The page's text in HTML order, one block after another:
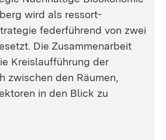
wird als ressort-
federführend von zwei
Die Zusammenarbeit
Kreislaufführung der
zwischen den Räumen,
in den Blick zu